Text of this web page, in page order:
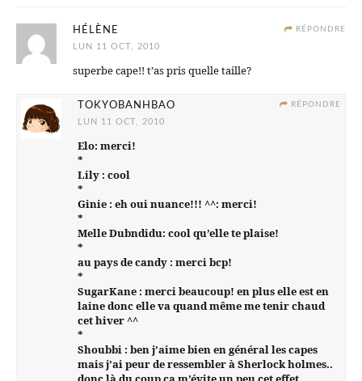
RÉPONDRE
HÉLÈNE
LUN 11 OCT, 2010
superbe cape!! t’as pris quelle taille?
RÉPONDRE
TOKYOBANHBAO
LUN 11 OCT, 2010
Elo: merci!
*
Lily : cool
*
Ginie : eh oui nuance!!! ^^: merci!
*
Melle Dubndidu: cool qu’elle te plaise!
*
au pays de candy : merci bcp!
*
SugarKane : merci beaucoup! en plus elle est en
laine donc elle va quand même me tenir chaud
cet hiver ^^
*
Shoubbi : ben j’aime bien en général les capes
mais j’ai peur de ressembler à Sherlock holmes..